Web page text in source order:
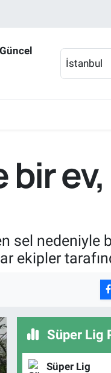
Güncel
İstanbul
ev,
sel nedeniyle
ekipler
Süper Lig
Süper Lig